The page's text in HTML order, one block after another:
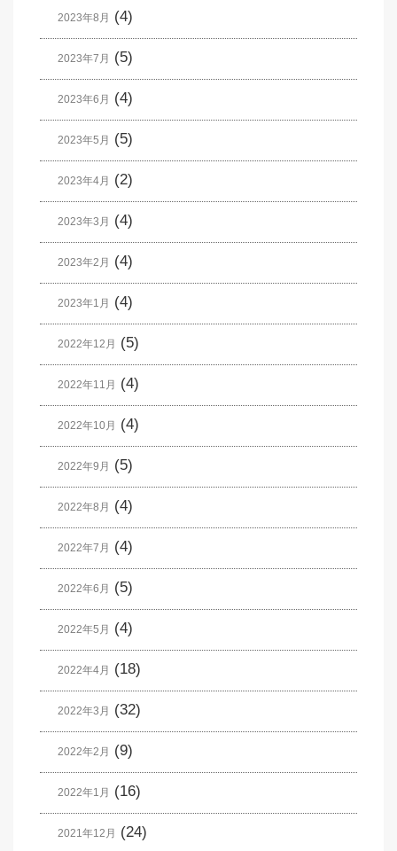
2023年8月 (4)
2023年7月 (5)
2023年6月 (4)
2023年5月 (5)
2023年4月 (2)
2023年3月 (4)
2023年2月 (4)
2023年1月 (4)
2022年12月 (5)
2022年11月 (4)
2022年10月 (4)
2022年9月 (5)
2022年8月 (4)
2022年7月 (4)
2022年6月 (5)
2022年5月 (4)
2022年4月 (18)
2022年3月 (32)
2022年2月 (9)
2022年1月 (16)
2021年12月 (24)